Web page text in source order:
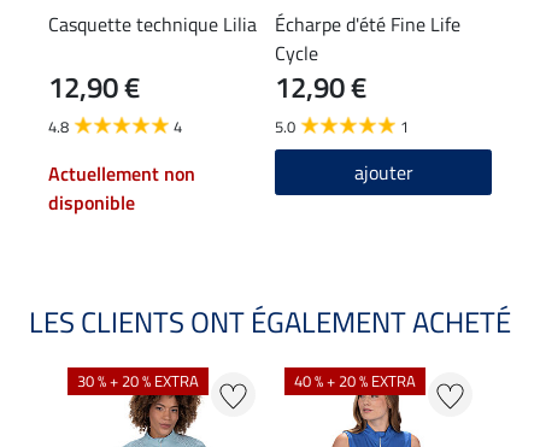
Casquette technique Lilia
12,90 €
4.8 4
Actuellement non
disponible
Écharpe d'été Fine Life
Cycle
12,90 €
5.0 1
ajouter
LES CLIENTS ONT ÉGALEMENT ACHETÉ
30 % + 20 % EXTRA 40 % + 20 % EXTRA